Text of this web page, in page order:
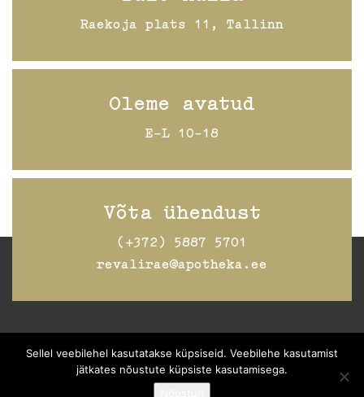
Raekoja plats 11, Tallinn
Oleme avatud
E-L 10-18
Võta ühendust
(+372) 5887 5701
revalirae@apotheka.ee
Jälgi Raeapteeki Facebookis
Sellel veebilehel kasutatakse küpsiseid. Veebilehe kasutamist
jätkates nõustute küpsiste kasutamisega.